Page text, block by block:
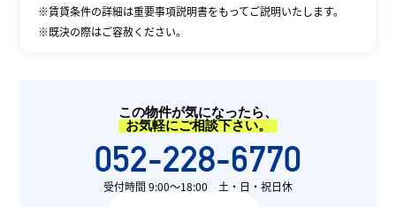
※賃貸条件の詳細は重要事項説明書をもってご説明いたします。
※既決の際はご容赦ください。
この物件が気になったら、
お気軽にご相談下さい。
052-228-6770
受付時間 9:00〜18:00 土・日・祝日休